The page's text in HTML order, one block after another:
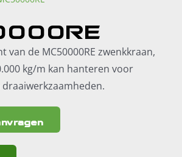
van de MC50000RE zwenkkraan,
kg/m kan hanteren voor